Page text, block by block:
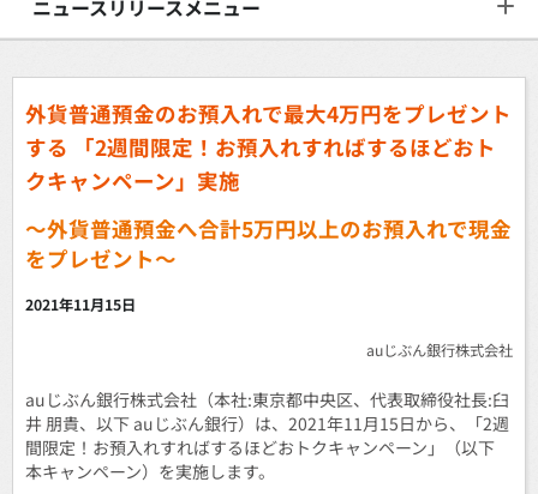
ニュースリリースメニュー
外貨普通預金のお預入れで最大4万円をプレゼント
する 「2週間限定！お預入れすればするほどおト
クキャンペーン」実施
～外貨普通預金へ合計5万円以上のお預入れで現金
をプレゼント～
2021年11月15日
auじぶん銀行株式会社
auじぶん銀行株式会社（本社:東京都中央区、代表取締役社長:臼
井 朋貴、以下 auじぶん銀行）は、2021年11月15日から、「2週
間限定！お預入れすればするほどおトクキャンペーン」（以下
本キャンペーン）を実施します。